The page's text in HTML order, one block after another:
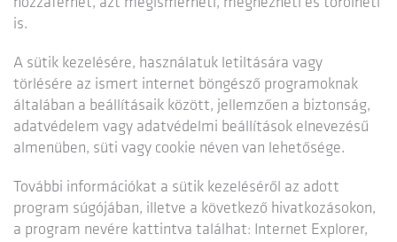
is.
A sütik kezelésére, használatuk letiltására vagy
törlésére az ismert internet böngésző programoknak
általában a beállításaik között, jellemzően a biztonság,
adatvédelem vagy adatvédelmi beállítások elnevezésű
almenüben, süti vagy cookie néven van lehetősége.
További információkat a sütik kezeléséről az adott
program súgójában, illetve a következő hivatkozásokon,
a program nevére kattintva találhat: Internet Explorer,